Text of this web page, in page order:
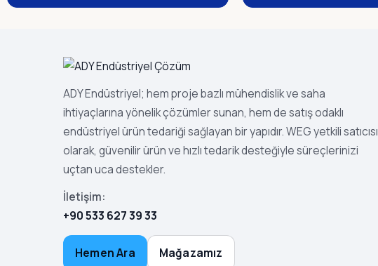
ADY Endüstriyel; hem proje bazlı mühendislik ve saha
ihtiyaçlarına yönelik çözümler sunan, hem de satış odaklı
endüstriyel ürün tedariği sağlayan bir yapıdır. WEG yetkili satıcısı
olarak, güvenilir ürün ve hızlı tedarik desteğiyle süreçlerinizi
uçtan uca destekler.
İletişim:
+90 533 627 39 33
Hemen Ara Mağazamız